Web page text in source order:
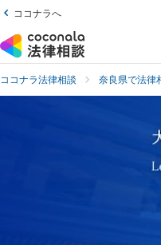
ココナラへ
ココナラ法律相談 奈良県で法律